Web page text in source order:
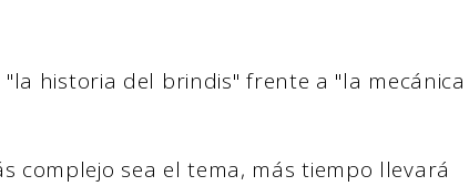
historia del brindis" frente a "la mecánica
complejo sea el tema, más tiempo llevará